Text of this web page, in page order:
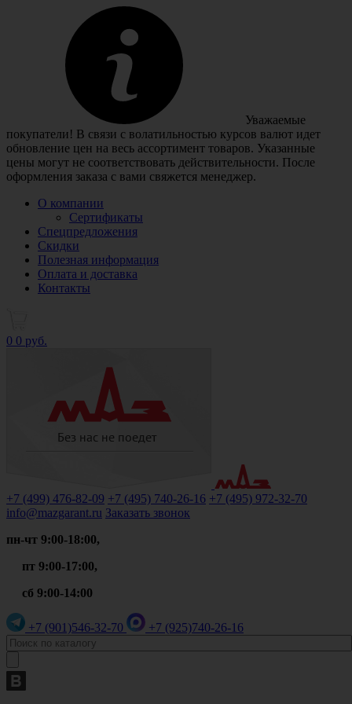
Уважаемые
покупатели! В связи с волатильностью курсов валют идет
обновление цен на весь ассортимент товаров. Указанные
цены могут не соответствовать действительности. После
оформления заказа с вами свяжется менеджер.
О компании
Сертификаты
Спецпредложения
Скидки
Полезная информация
Оплата и доставка
Контакты
0 0 руб.
+7 (499) 476-82-09 +7 (495) 740-26-16 +7 (495) 972-32-70
info@mazgarant.ru Заказать звонок
пн-чт 9:00-18:00,
пт 9:00-17:00,
сб 9:00-14:00
+7 (901)546-32-70 +7 (925)740-26-16